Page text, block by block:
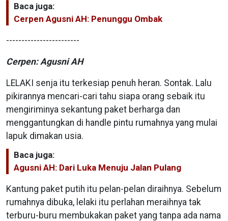
Baca juga:
Cerpen Agusni AH: Penunggu Ombak
------------------------
Cerpen: Agusni AH
LELAKI senja itu terkesiap penuh heran. Sontak. Lalu
pikirannya mencari-cari tahu siapa orang sebaik itu
mengiriminya sekantung paket berharga dan
menggantungkan di handle pintu rumahnya yang mulai
lapuk dimakan usia.
Baca juga:
Agusni AH: Dari Luka Menuju Jalan Pulang
Kantung paket putih itu pelan-pelan diraihnya. Sebelum
rumahnya dibuka, lelaki itu perlahan meraihnya tak
terburu-buru membukakan paket yang tanpa ada nama